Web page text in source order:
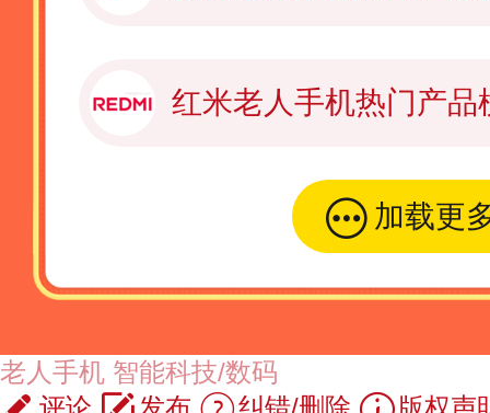
红米老人手机热门产品
加载更
老人手机 智能科技/数码
评论
发布 纠错/删除 版权声